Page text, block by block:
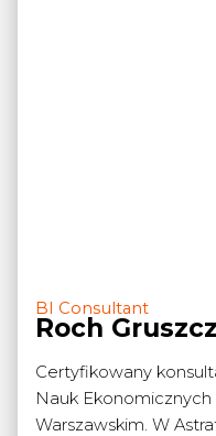
BI Consultant
Roch
Certyfikowany
Nauk
Warszawskim. W